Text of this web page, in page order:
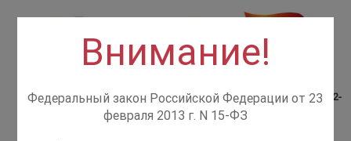
Розничный магазин
м. Добрынинская,
+7 (499) 237-12-56
самовывоз со склада +7(925)502-
Внимание!
Федеральный закон Российской Федерации от 23
февраля 2013 г. N 15-ФЗ